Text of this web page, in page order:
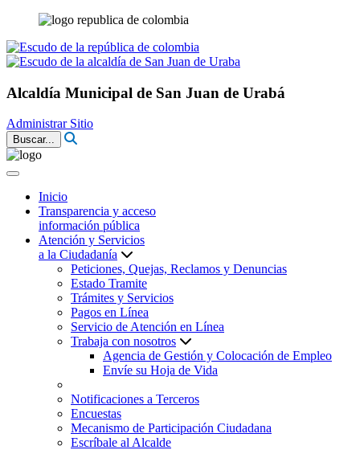
Alcaldía Municipal de San Juan de Urabá
Administrar Sitio
Buscar...
Inicio
Transparencia y acceso
información pública
Atención y Servicios
a la Ciudadanía
Peticiones, Quejas, Reclamos y Denuncias
Estado Tramite
Trámites y Servicios
Pagos en Línea
Servicio de Atención en Línea
Trabaja con nosotros
Agencia de Gestión y Colocación de Empleo
Envíe su Hoja de Vida
Notificaciones a Terceros
Encuestas
Mecanismo de Participación Ciudadana
Escríbale al Alcalde